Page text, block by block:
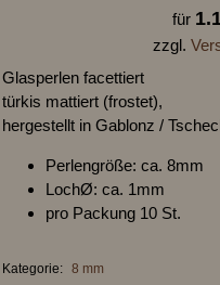
für
zzgl.
Glasperlen facettiert
türkis mattiert (frostet),
hergestellt in Gablonz /
Perlengröße: ca. 8mm
LochØ: ca. 1mm
pro Packung 10 St.
Kategorie: 8 mm